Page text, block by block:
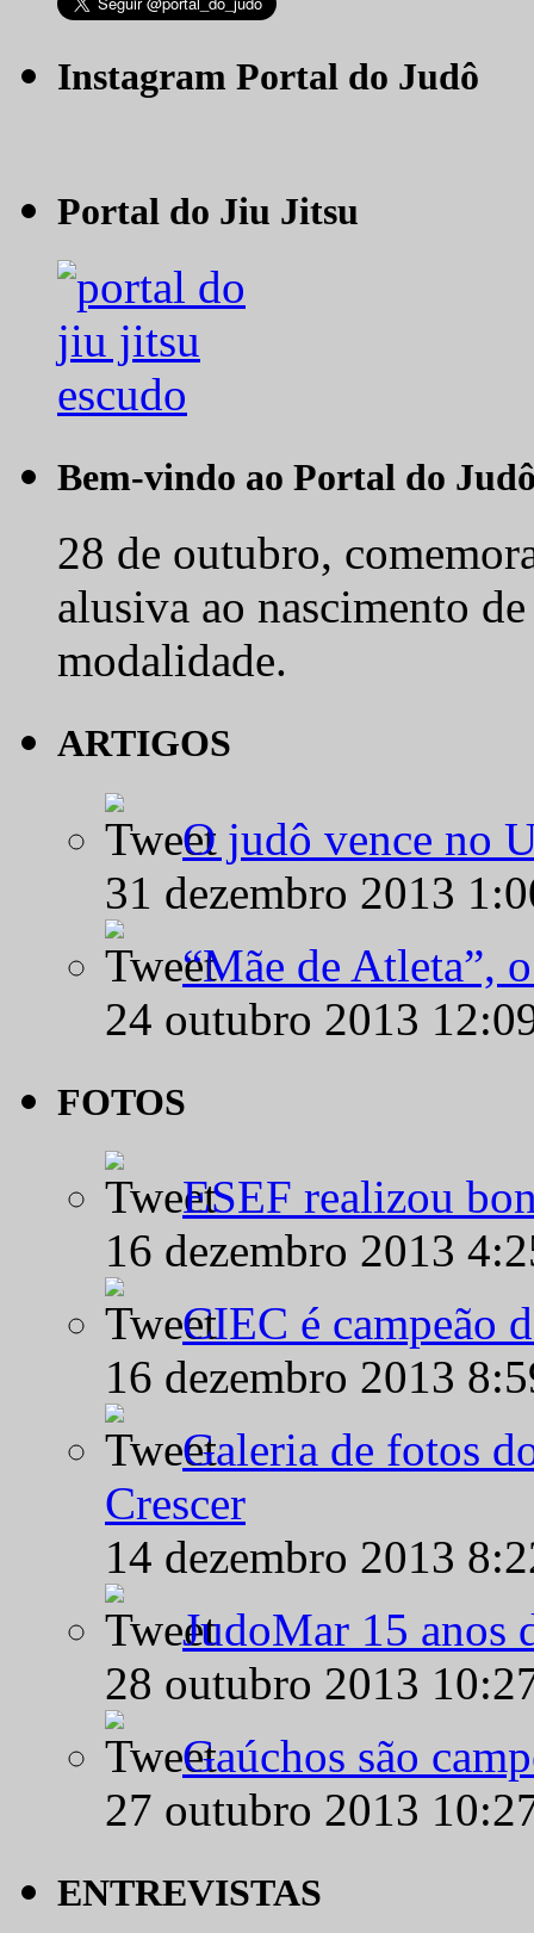
Instagram Portal do Judô
Portal do Jiu Jitsu
Bem-vindo ao Portal do
28 de outubro,
alusiva ao nascimento
modalidade.
ARTIGOS
O judô vence no
31 dezembro 2013
“Mãe de Atleta”,
24 outubro 2013
FOTOS
ESEF realizou
16 dezembro 2013
CIEC é campeão
16 dezembro 2013
Galeria de fotos
Crescer
14 dezembro 2013
JudoMar 15 anos
28 outubro 2013
Gaúchos são
27 outubro 2013
ENTREVISTAS